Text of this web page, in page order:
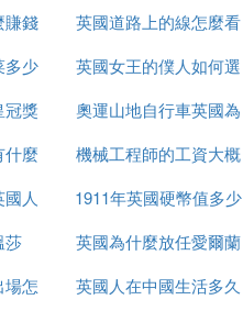
賺錢
英國道路上的線怎麼看
多少
英國女王的僕人如何選
的
冠獎
奧運山地自行車英國為
什麼很厲害
什麼
機械工程師的工資大概
多少英國
人
1911年英國硬幣值多少
錢
莎
英國為什麼放任愛爾蘭
獨立
場怎
英國人在中國生活多久